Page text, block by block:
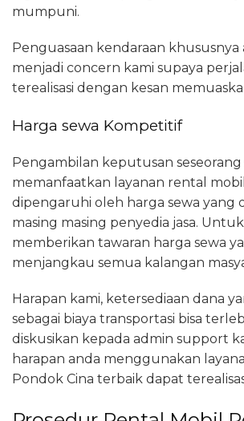
mumpuni.
Penguasaan kendaraan
menjadi concern kami supaya
terealisasi dengan kesan
Harga sewa Kompetitif
Pengambilan keputusan seseorang
memanfaatkan layanan rental
dipengaruhi oleh harga sewa yang
masing masing penyedia jasa.
memberikan tawaran harga sewa
menjangkau semua kalangan
Harapan kami, ketersediaan dana
sebagai biaya transportasi bisa
diskusikan kepada admin support
harapan anda menggunakan
Pondok Cina terbaik dapat